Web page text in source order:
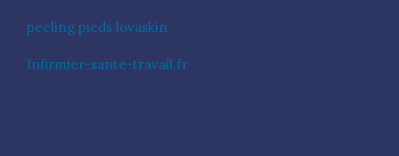
peeling pieds lovaskin
Infirmier-sante-travail.fr